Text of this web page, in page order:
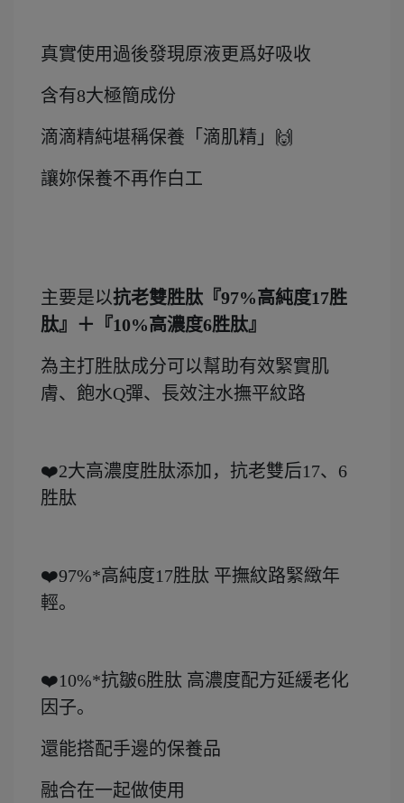
真實使用過後發現原液更爲好吸收
含有8大極簡成份
滴滴精純堪稱保養「滴肌精」🙌
讓妳保養不再作白工
主要是以抗老雙胜肽 『97%高純度17胜
肽』＋『10%高濃度6胜肽』
為主打胜肽成分可以幫助有效緊實肌
膚、飽水Q彈、長效注水撫平紋路
❤️2大高濃度胜肽添加，抗老雙后17、6
胜肽
❤️97%*高純度17胜肽 平撫紋路緊緻年
輕。
❤️10%*抗皺6胜肽 高濃度配方延緩老化
因子。
還能搭配手邊的保養品
融合在一起做使用